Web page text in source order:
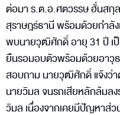
ต่อมา ร.ต.อ.ศตวรรษ ฮั่นสกุ
สุราษฎร์ธานี พร้อมด้วยกำลัง
พบนายวุฒิศักดิ์ อายุ 31 ปี เป็
ยืนรอมอบตัวพร้อมด้วยอาวุ
สอบถาม นายวุฒิศักดิ์ แจ้งว่า
นายวิมล จนรถเสียหลักล้มล
วิมล เนื่องจากเคยมีปัญหาส่